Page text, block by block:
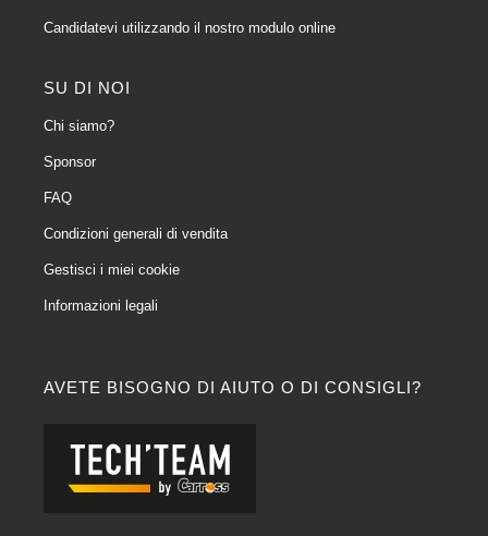
AVETE BISOGNO DI AIUTO O DI CONSIGLI?
Candidatevi utilizzando il nostro modulo online
SU DI NOI
Chi siamo?
Sponsor
FAQ
Condizioni generali di vendita
Gestisci i miei cookie
Informazioni legali